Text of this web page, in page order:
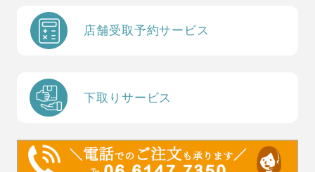
店舗受取予約サービス
下取りサービス